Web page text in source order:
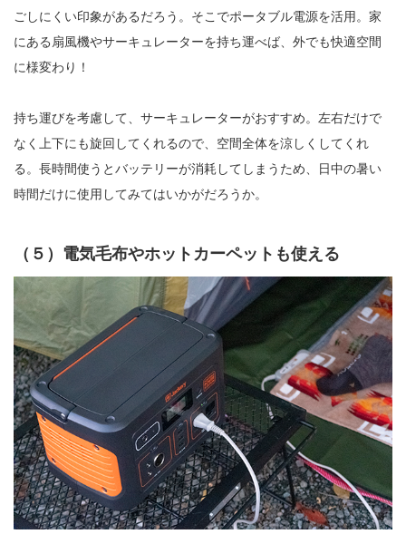
ごしにくい印象があるだろう。そこでポータブル電源を活用。家
にある扇風機やサーキュレーターを持ち運べば、外でも快適空間
に様変わり！
持ち運びを考慮して、サーキュレーターがおすすめ。左右だけで
なく上下にも旋回してくれるので、空間全体を涼しくしてくれ
る。長時間使うとバッテリーが消耗してしまうため、日中の暑い
時間だけに使用してみてはいかがだろうか。
（５）電気毛布やホットカーペットも使える